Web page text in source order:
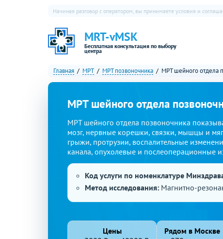
MRT-vMSK
Бесплатная консультация по выбору
центра
Начиная разговор с оператором, вы принимаете условия и
Главная МРТ МРТ позвоночника МРТ шейного отдела
МРТ шейного отдела
МРТ шейного отдела позвоночника
мозг, нервные корешки, связки, мышцы и
грыжи, протрузии, воспалительные
канала, опухолевые и послеоперационные
Код услуги по номенклатуре
Метод исследования: Магнитно-
Цены
Рядом в Москве